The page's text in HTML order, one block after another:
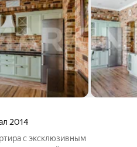
2014
с эксклюзивным